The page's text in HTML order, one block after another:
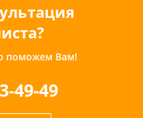
поможем Вам!
49-49